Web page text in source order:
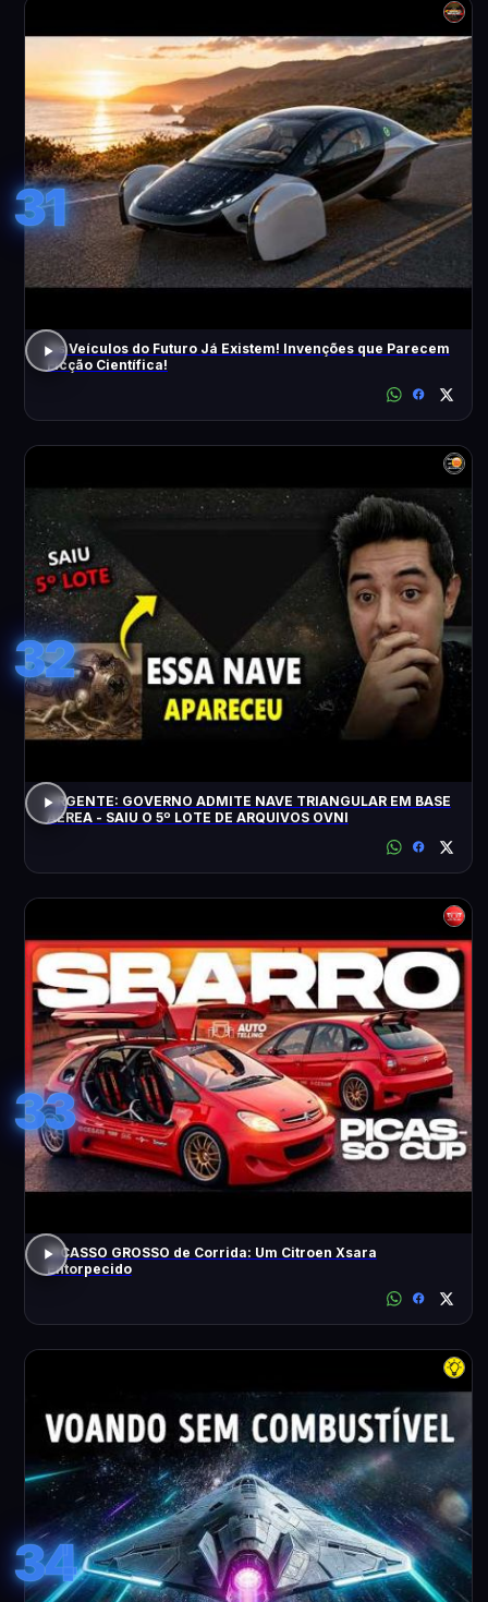
31
Os Veículos do Futuro Já Existem! Invenções que Parecem
Ficção Científica!
32
URGENTE: GOVERNO ADMITE NAVE TRIANGULAR EM BASE
AÉREA - SAIU O 5º LOTE DE ARQUIVOS OVNI
33
PICASSO GROSSO de Corrida: Um Citroen Xsara
Entorpecido
34